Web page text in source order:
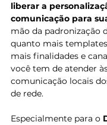
liberar a
comunicação para
mão da padronização
quanto mais
mais finalidades e
você tem de atender
comunicação locais
de rede.
Especialmente para o